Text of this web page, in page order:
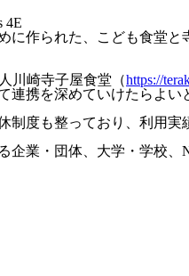
4E
作られた、こども食堂
川崎寺子屋食堂（https://
連携を深めていけたらよ
制度も整っており、利用
業・団体、大学・学校、